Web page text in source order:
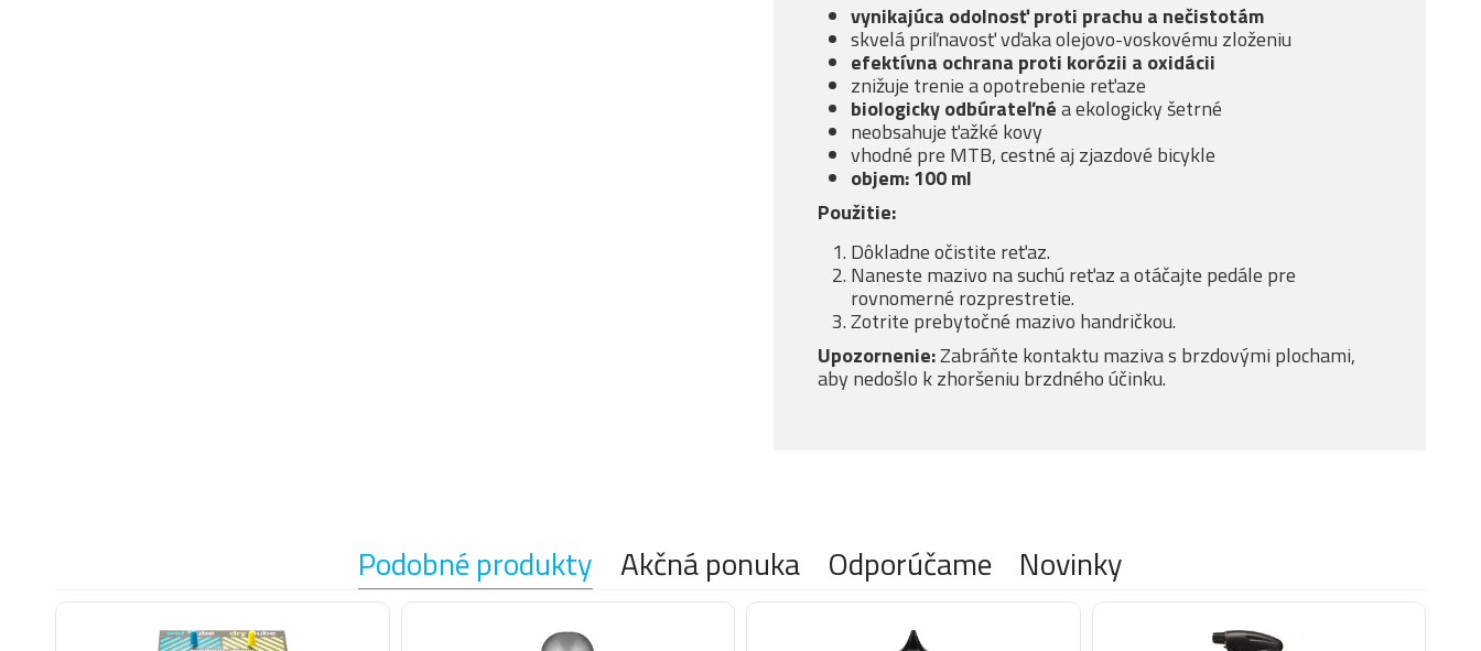
vynikajúca odolnosť proti prachu a nečistotám
skvelá priľnavosť vďaka olejovo-voskovému zloženiu
efektívna ochrana proti korózii a oxidácii
znižuje trenie a opotrebenie reťaze
biologicky odbúrateľnéa ekologicky šetrné
neobsahuje ťažké kovy
vhodné pre MTB, cestné aj zjazdové bicykle
objem: 100 ml
Použitie:
Dôkladne očistite reťaz.
Naneste mazivo na suchú reťaz a otáčajte pedále pre
rovnomerné rozprestretie.
Zotrite prebytočné mazivo handričkou.
Upozornenie:Zabráňte kontaktu maziva s brzdovými plochami,
aby nedošlo k zhoršeniu brzdného účinku.
Podobné produkty Akčná ponuka Odporúčame Novinky